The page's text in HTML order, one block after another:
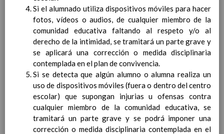
IntroducciÃ³n
AnÃ¡lisis del Contexto
Proyecto Educativo
Marco Normativo
Objetivos propios para la mejora del rendimiento
escolar
LÃ­neas generales de actuaciÃ³n pedagÃ³gica
CoordinaciÃ³n y concreciÃ³n de los contenidos
curriculares, asÃ­ como el tratamiento transversal
en las Ã¡reas de la educaciÃ³n en valores y otras
enseÃ±anzas
Si el alumnado utiliza dispositivos móviles para hacer
fotos, vídeos o audios, de cualquier miembro de la
comunidad educativa faltando al respeto y/o al
derecho de la intimidad, se tramitará un parte grave y
se aplicará una corrección o medida disciplinaria
contemplada en el plan de convivencia.
Si se detecta que algún alumno o alumna realiza un
uso de dispositivos móviles (fuera o dentro del centro
escolar) que supongan injurias u ofensas contra
cualquier miembro de la comunidad educativa, se
tramitará un parte grave y se podrá imponer una
corrección o medida disciplinaria contemplada en el